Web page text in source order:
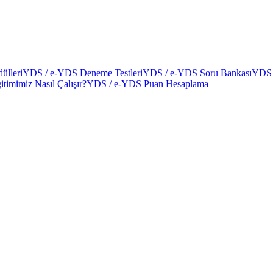
YDS / e-YDS Deneme TestleriYDS / e-YDS Soru BankasıYDS
Nasıl Çalışır?YDS / e-YDS Puan Hesaplama